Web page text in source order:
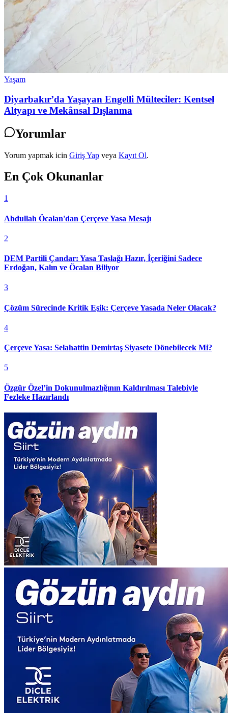
Yaşam
Diyarbakır’da Yaşayan Engelli Mülteciler: Kentsel
Altyapı ve Mekânsal Dışlanma
Yorumlar
Yorum yapmak icin Giriş Yap veya Kayıt Ol.
En Çok Okunanlar
1
Abdullah Öcalan'dan Çerçeve Yasa Mesajı
2
DEM Partili Çandar: Yasa Taslağı Hazır, İçeriğini Sadece
Erdoğan, Kalın ve Öcalan Biliyor
3
Çözüm Sürecinde Kritik Eşik: Çerçeve Yasada Neler Olacak?
4
Çerçeve Yasa: Selahattin Demirtaş Siyasete Dönebilecek Mi?
5
Özgür Özel’in Dokunulmazlığının Kaldırılması Talebiyle
Fezleke Hazırlandı